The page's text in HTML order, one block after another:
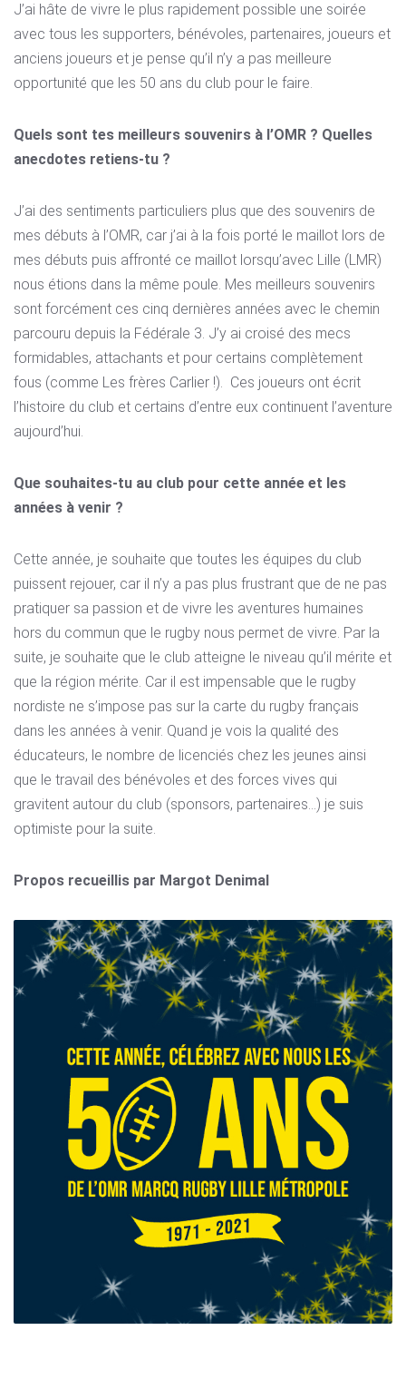
J’ai hâte de vivre le plus rapidement possible une soirée
avec tous les supporters, bénévoles, partenaires, joueurs et
anciens joueurs et je pense qu’il n’y a pas meilleure
opportunité que les 50 ans du club pour le faire.
Quels sont tes meilleurs souvenirs à l’OMR ? Quelles
anecdotes retiens-tu ?
J’ai des sentiments particuliers plus que des souvenirs de
mes débuts à l’OMR, car j’ai à la fois porté le maillot lors de
mes débuts puis affronté ce maillot lorsqu’avec Lille (LMR)
nous étions dans la même poule. Mes meilleurs souvenirs
sont forcément ces cinq dernières années avec le chemin
parcouru depuis la Fédérale 3. J’y ai croisé des mecs
formidables, attachants et pour certains complètement
fous (comme Les frères Carlier !). Ces joueurs ont écrit
l’histoire du club et certains d’entre eux continuent l’aventure
aujourd’hui.
Que souhaites-tu au club pour cette année et les
années à venir ?
Cette année, je souhaite que toutes les équipes du club
puissent rejouer, car il n’y a pas plus frustrant que de ne pas
pratiquer sa passion et de vivre les aventures humaines
hors du commun que le rugby nous permet de vivre. Par la
suite, je souhaite que le club atteigne le niveau qu’il mérite et
que la région mérite. Car il est impensable que le rugby
nordiste ne s’impose pas sur la carte du rugby français
dans les années à venir. Quand je vois la qualité des
éducateurs, le nombre de licenciés chez les jeunes ainsi
que le travail des bénévoles et des forces vives qui
gravitent autour du club (sponsors, partenaires…) je suis
optimiste pour la suite.
Propos recueillis par Margot Denimal